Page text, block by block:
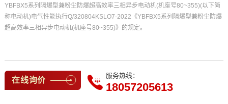
YBFBX5系列隔爆型兼粉尘防爆超高效率三相异步电动机(机座号80~355)(以下简
称电动机)电气性能执行Q/320804KSLO7-2022《YBFBX5系列隔爆型兼粉尘防爆
超高效率三相异步电动机(机座号80~355)》的规定。
在线询价
服务热线：
18057205613